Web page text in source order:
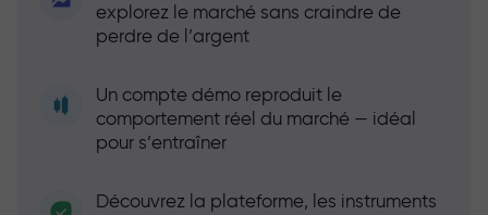
explorez le marché sans craindre de
perdre de l’argent
Un compte démo reproduit le
comportement réel du marché — idéal
pour s’entraîner
Découvrez la plateforme, les instruments